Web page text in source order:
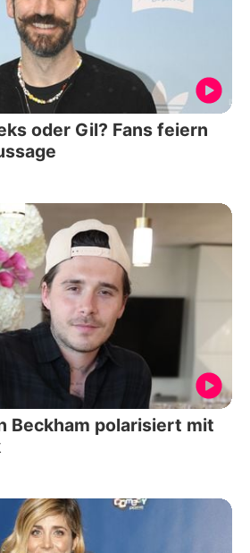
oder Gil? Fans feiern
Beckham polarisiert mit